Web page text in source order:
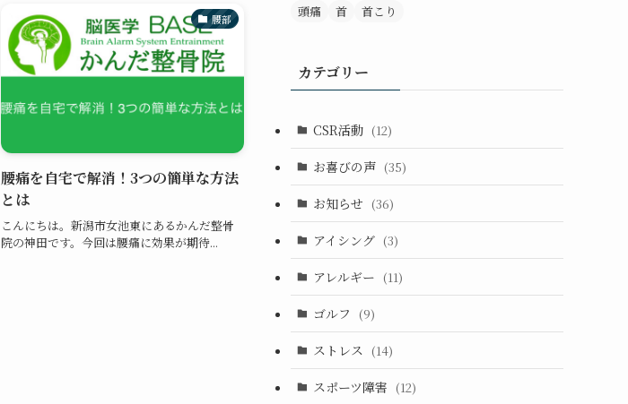
腰部
腰痛を自宅で解消！3つの簡単な方法
とは
こんにちは。新潟市女池東にあるかんだ整骨
院の神田です。今回は腰痛に効果が期待...
頭痛
首 首こり
カテゴリー
CSR活動 (12)
お喜びの声 (35)
お知らせ (36)
アイシング (3)
アレルギー (11)
ゴルフ (9)
ストレス (14)
スポーツ障害 (12)